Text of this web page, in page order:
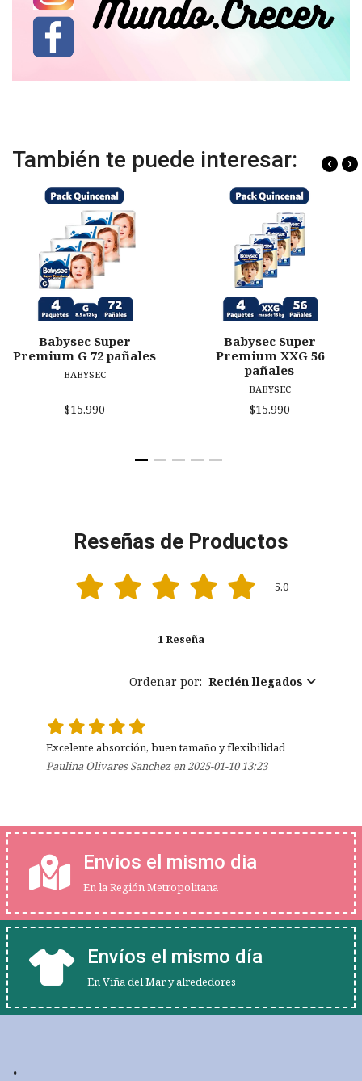
También te puede interesar:
Babysec Super
Premium G 72 pañales
BABYSEC
$15.990
Babysec Super
Premium XXG 56
pañales
BABYSEC
$15.990
‹ ›
Reseñas de Productos
5.0
1 Reseña
Ordenar por: Recién llegados
Excelente absorción, buen tamaño y flexibilidad
Paulina Olivares Sanchez en 2025-01-10 13:23
Envios el mismo dia
En la Región Metropolitana
Envíos el mismo día
En Viña del Mar y alrededores
.